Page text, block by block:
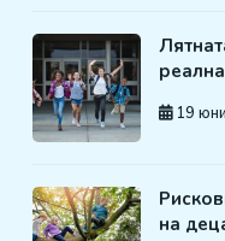
19
на